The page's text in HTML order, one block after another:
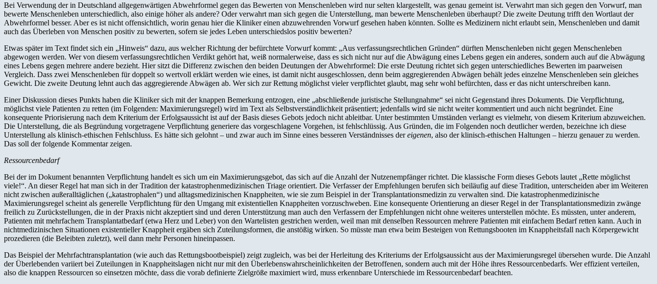
Bei Verwendung der in Deutschland allgegenwärtigen Abwehrformel gegen das Bewerten von Menschenleben wird nur selten klargestellt, was genau gemeint ist. Verwahrt man sich gegen den Vorwurf, man
bewerte Menschenleben unterschiedlich, also einige höher als andere? Oder verwahrt man sich gegen die Unterstellung, man bewerte Menschenleben überhaupt? Die zweite Deutung trifft den Wortlaut der
Abwehrformel besser. Aber es ist nicht offensichtlich, worin genau hier die Kliniker einen abzuwehrenden Vorwurf gesehen haben könnten. Sollte es Medizinern nicht erlaubt sein, Menschenleben und damit
auch das Überleben von Menschen positiv zu bewerten, sofern sie jedes Leben unterschiedslos positiv bewerten?
Etwas später im Text findet sich ein „Hinweis“ dazu, aus welcher Richtung der befürchtete Vorwurf kommt: „Aus verfassungsrechtlichen Gründen“ dürften Menschenleben nicht gegen Menschenleben
abgewogen werden. Wer von diesem verfassungsrechtlichen Verdikt gehört hat, weiß normalerweise, dass es sich nicht nur auf die Abwägung eines Lebens gegen ein anderes, sondern auch auf die Abwägung
eines Lebens gegen mehrere andere bezieht. Hier sitzt die Differenz zwischen den beiden Deutungen der Abwehrformel: Die erste Deutung richtet sich gegen unterschiedliches Bewerten im paarweisen
Vergleich. Dass zwei Menschenleben für doppelt so wertvoll erklärt werden wie eines, ist damit nicht ausgeschlossen, denn beim aggregierenden Abwägen behält jedes einzelne Menschenleben sein gleiches
Gewicht. Die zweite Deutung lehnt auch das aggregierende Abwägen ab. Wer sich zur Rettung möglichst vieler verpflichtet glaubt, mag sehr wohl befürchten, dass er das nicht unterschreiben kann.
Einer Diskussion dieses Punkts haben die Kliniker sich mit der knappen Bemerkung entzogen, eine „abschließende juristische Stellungnahme“ sei nicht Gegenstand ihres Dokuments. Die Verpflichtung,
möglichst viele Patienten zu retten (im Folgenden: Maximierungsregel) wird im Text als Selbstverständlichkeit präsentiert; jedenfalls wird sie nicht weiter kommentiert und auch nicht begründet. Eine
konsequente Priorisierung nach dem Kriterium der Erfolgsaussicht ist auf der Basis dieses Gebots jedoch nicht ableitbar. Unter bestimmten Umständen verlangt es vielmehr, von diesem Kriterium abzuweichen.
Die Unterstellung, die als Begründung vorgetragene Verpflichtung generiere das vorgeschlagene Vorgehen, ist fehlschlüssig. Aus Gründen, die im Folgenden noch deutlicher werden, bezeichne ich diese
Unterstellung als klinisch-ethischen Fehlschluss. Es hätte sich gelohnt – und zwar auch im Sinne eines besseren Verständnisses dereigenen, also der klinisch-ethischen Haltungen – hierzu genauer zu werden.
Das soll der folgende Kommentar zeigen.
Ressourcenbedarf
Bei der im Dokument benannten Verpflichtung handelt es sich um ein Maximierungsgebot, das sich auf die Anzahl der Nutzenempfänger richtet. Die klassische Form dieses Gebots lautet „Rette möglichst
viele!“. An dieser Regel hat man sich in der Tradition der katastrophenmedizinischen Triage orientiert. Die Verfasser der Empfehlungen berufen sich beiläufig auf diese Tradition, unterscheiden aber im Weiteren
nicht zwischen außeralltäglichen („katastrophalen“) und alltagsmedizinischen Knappheiten, wie sie zum Beispiel in der Transplantationsmedizin zu verwalten sind. Die katastrophenmedizinische
Maximierungsregel scheint als generelle Verpflichtung für den Umgang mit existentiellen Knappheiten vorzuschweben. Eine konsequente Orientierung an dieser Regel in der Transplantationsmedizin zwänge
freilich zu Zurückstellungen, die in der Praxis nicht akzeptiert sind und deren Unterstützung man auch den Verfassern der Empfehlungen nicht ohne weiteres unterstellen möchte. Es müssten, unter anderem,
Patienten mit mehrfachem Transplantatbedarf (etwa Herz und Leber) von den Wartelisten gestrichen werden, weil man mit denselben Ressourcen mehrere Patienten mit einfachem Bedarf retten kann. Auch in
nichtmedizinischen Situationen existentieller Knappheit ergäben sich Zuteilungsformen, die anstößig wirken. So müsste man etwa beim Besteigen von Rettungsbooten im Knappheitsfall nach Körpergewicht
prozedieren (die Beleibten zuletzt), weil dann mehr Personen hineinpassen.
Das Beispiel der Mehrfachtransplantation (wie auch das Rettungsbootbeispiel) zeigt zugleich, was bei der Herleitung des Kriteriums der Erfolgsaussicht aus der Maximierungsregel übersehen wurde. Die Anzahl
der Überlebenden variiert bei Zuteilungen in Knappheitslagen nicht nur mit den Überlebenswahrscheinlichkeiten der Betroffenen, sondern auch mit der Höhe ihres Ressourcenbedarfs. Wer effizient verteilen,
also die knappen Ressourcen so einsetzen möchte, dass die vorab definierte Zielgröße maximiert wird, muss erkennbare Unterschiede im Ressourcenbedarf beachten.